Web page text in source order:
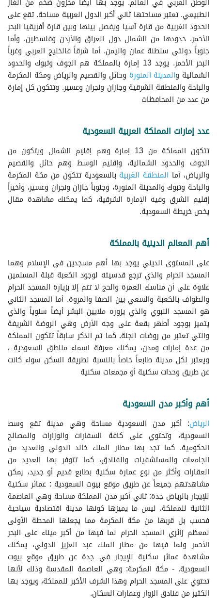
عمائر بموقف سيارة للإيجار في السعودية
عمائر بموقف سيارة مستقل للإيجار في السعودية
عمائر بمطبخ واسع للإيجار في السعودية
عمائر رخيصة للإيجار في السعودية
عمائر جديدة للإيجار في السعودية
عمائر حديثة للإيجار في السعودية
عمائر مجددة للإيجار في السعودية
عمائر جاهزة للإيجار في السعودية
الطبيعي. تعتبر مساحتها ثاني أكبر الدول العربية مساحة. تقع على
الحدود الغربية من قارة آسيا ويفصل بينها وبين قارة أفريقيا البحر
الأحمر. حدودها من الشمال دول العراق والأردن وفلسطين. وأما
جنوباً دولتي سلطنة عمان واليمن. أما شرقاً فالخليج العربي وغرباً
البحر الأحمر. يوجد 13 إمارة بالمملكة هم الجوف وتبوك والحدود
الشمالية والمدينة المنورة وحائل والقصيم والرياض ومكة المكرمة
والباحة والمنطقة الشرقية وجازان ونجران وعسير. وتتكون كل إمارة
من عدد من المحافظات
عدد إمارات المملكة العربية السعودية
تتكون المملكة من 13 إمارة وهم إقليم الشمال ويتكون من
الجوف والحدود الشمالية، وإقليم الوسط وهم حائل والقصيم
والرياض، أما المنطقة الغربية بالسعودية تتكون من مكة المكرمة
والباحة وتبوك والمدينة المنورة، وجنوباً جازان ونجران وعسير، وأخيراً
إقليم الشرق وفيه الإمارة الشرقية، كما يمكنك مشاهدة مقال
يخص خريطة السعودية.
أهم المعالم الدينية بالمملكة
على المستوى الديني يوجد بها أهم مسجدين في الإسلام وهما
المسجد الحرام والذي ترجع قدسيته لوجود الكعبة قبلة المسلمين
علاوة على أن مناسك العمرة والحج لا تتم إلا بزيارة المسجد الحرام
والطواف بالكعبة والسعي بين الصفا والمروة. أما المسجد الثاني
هو المسجد النبوي والذي يزوره ملايين البشر أيضاً سنوياً والذي
يتميز بوجود أطهر بقعة على وجه الأرض وهي الروضة الشريفة
والتي تعتبر من روضات الجنة. كما تم الذكر سابقاً تتكون المملكة
من عدة إمارات ومدن، يمكنك معرفة اسماء مناطق السعودية ،
ويعتبر لكل مدينة طابعاً خاصاً بالنسبة لطريقة السكن سواء كانت
عن طريق وحدات سكنية أو مجمعات سكنية
أهم وأكبر مدن السعودية
الرياض: أكبر مدن السعودية مساحة وهي مدينة تقع وسط
السعودية، وتحتوي على كافة السفارات والوزارات والمصالح
الحكومية. كما تجد بها مطار الملك خالد الدولي والعديد من
الجامعات والمستشفيات والفنادق، كما تتوفر بها العديد من
العقارات وأكثر من نوع عمارة سكنية بطابع قديم أو جديد، يمكن
مشاهدتهم جميعاً عن طريق موقع بيوت السعودية : عمائر سكنية
للإيجار بالرياض جدة: ثاني أكبر مدن المملكة مساحة وهي العاصمة
الثانية للمملكة، ليس ما يميزها كونها مدينة اقتصادية سياحية
فحسب بل قربها من مكة المكرمة مما يجعلها المحطة الأولى
لمعظم زائري المسجد الحرام لما فيها من أكبر ميناء على البحر
الأحمر ولما فيها من مطار الملك عبد العزيز الدولي، يمكنك
مشاهدة عمائر سكنية للإيجار في جدة عن طريق موقع بيوت
السعودية. - مكة المكرمة: وهي العاصمة المقدسة وذلك لأنها
تحتوي على المسجد الحرام وهذا الشرف الأكبر للمملكة، ويوجد بها
الكثير من فنادق الزوار وعمارات السكان.